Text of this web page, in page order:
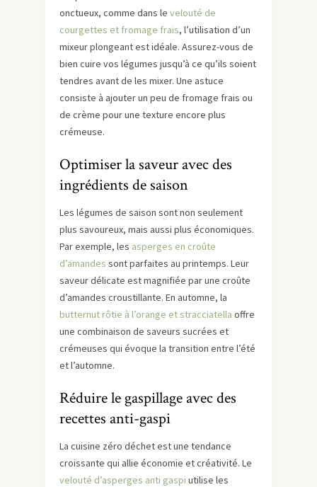
onctueux, comme dans le velouté de
courgettes et fromage frais, l’utilisation d’un
mixeur plongeant est idéale. Assurez-vous de
bien cuire vos légumes jusqu’à ce qu’ils soient
tendres avant de les mixer. Une astuce
consiste à ajouter un peu de fromage frais ou
de crème pour une texture encore plus
crémeuse.
Optimiser la saveur avec des
ingrédients de saison
Les légumes de saison sont non seulement
plus savoureux, mais aussi plus économiques.
Par exemple, les asperges en croûte
d’amandes sont parfaites au printemps. Leur
saveur délicate est magnifiée par une croûte
d’amandes croustillante. En automne, la
butternut rôtie à l’orange et stracciatella offre
une combinaison de saveurs sucrées et
crémeuses qui évoque la transition entre l’été
et l’automne.
Réduire le gaspillage avec des
recettes anti-gaspi
La cuisine zéro déchet est une tendance
croissante qui allie économie et créativité. Le
velouté d’asperges anti gaspi utilise les